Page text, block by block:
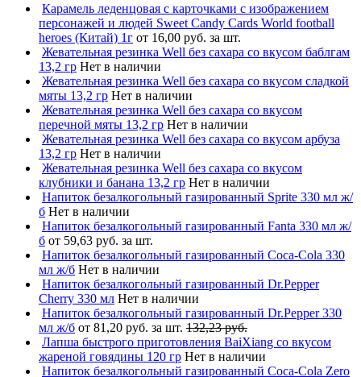
Карамель леденцовая с карточками с изображением
персонажей и людей Sweet Candy Cards World football
heroes (Китай) 1г от 16,00 руб. за шт.
Жевательная резинка Well без сахара со вкусом баблгам
13,2 гр Нет в наличии
Жевательная резинка Well без сахара со вкусом сладкой
мяты 13,2 гр Нет в наличии
Жевательная резинка Well без сахара со вкусом
перечной мяты 13,2 гр Нет в наличии
Жевательная резинка Well без сахара со вкусом арбуза
13,2 гр Нет в наличии
Жевательная резинка Well без сахара со вкусом
клубники и банана 13,2 гр Нет в наличии
Напиток безалкогольный газированный Sprite 330 мл ж/
б Нет в наличии
Напиток безалкогольный газированный Fanta 330 мл ж/
б от 59,63 руб. за шт.
Напиток безалкогольный газированный Coca-Cola 330
мл ж/б Нет в наличии
Напиток безалкогольный газированный Dr.Pepper
Cherry 330 мл Нет в наличии
Напиток безалкогольный газированный Dr.Pepper 330
мл ж/б от 81,20 руб. за шт. 132,23 руб.
Лапша быстрого приготовления BaiXiang со вкусом
жареной говядины 120 гр Нет в наличии
Напиток безалкогольный газированный Coca-Cola Zero